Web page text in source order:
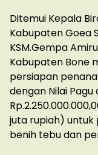
Ditemui Kepala
Kabupaten Goea
KSM.Gempa
Kabupaten Bone
persiapan
dengan Nilai
juta rupiah)
benih tebu dan